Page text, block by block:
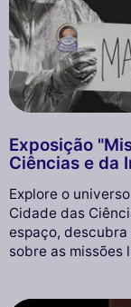
Exposição
Ciências e da
Explore o
Cidade das
espaço,
sobre as missões